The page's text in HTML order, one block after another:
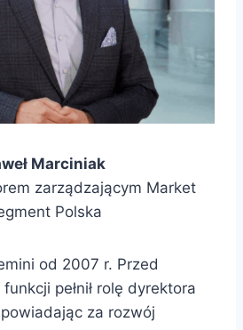
Marciniak
zarządzającym Market
Polska
od 2007 r. Przed
pełnił rolę dyrektora
za rozwój